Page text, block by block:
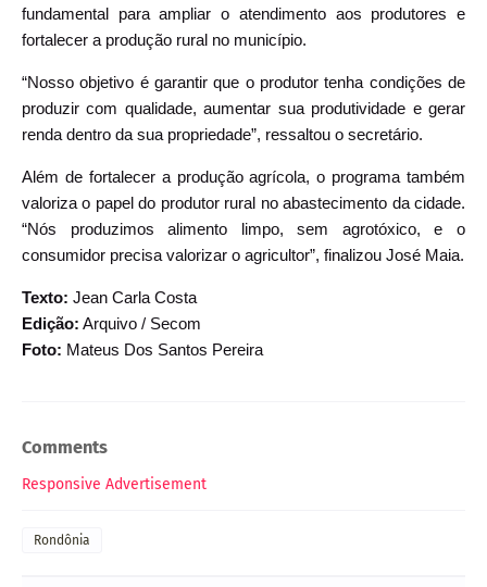
fundamental para ampliar o atendimento aos produtores e
fortalecer a produção rural no município.
“Nosso objetivo é garantir que o produtor tenha condições de
produzir com qualidade, aumentar sua produtividade e gerar
renda dentro da sua propriedade”, ressaltou o secretário.
Além de fortalecer a produção agrícola, o programa também
valoriza o papel do produtor rural no abastecimento da cidade.
“Nós produzimos alimento limpo, sem agrotóxico, e o
consumidor precisa valorizar o agricultor”, finalizou José Maia.
Texto: Jean Carla Costa
Edição: Arquivo / Secom
Foto: Mateus Dos Santos Pereira
Comments
Responsive Advertisement
Rondônia